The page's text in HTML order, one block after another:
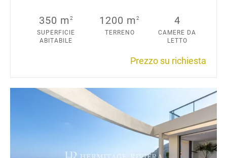
350 m2
SUPERFICIE
ABITABILE
1200 m2
TERRENO
4
CAMERE DA
LETTO
Prezzo su richiesta